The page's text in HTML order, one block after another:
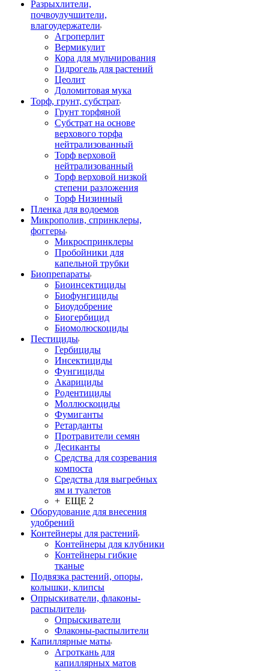
Разрыхлители,
почвоулучшители,
влагоудержатели
Агроперлит
Вермикулит
Кора для мульчирования
Гидрогель для растений
Цеолит
Доломитовая мука
Торф, грунт, субстрат
Грунт торфяной
Субстрат на основе
верхового торфа
нейтрализованный
Торф верховой
нейтрализованный
Торф верховой низкой
степени разложения
Торф Низинный
Пленка для водоемов
Микрополив, спринклеры,
фоггеры
Микроспринклеры
Пробойники для
капельной трубки
Биопрепараты
Биоинсектициды
Биофунгициды
Биоудобрение
Биогербицид
Биомолюскоциды
Пестициды
Гербициды
Инсектициды
Фунгициды
Акарициды
Родентициды
Моллюскоциды
Фумиганты
Ретарданты
Протравители семян
Десиканты
Средства для созревания
компоста
Средства для выгребных
ям и туалетов
+ ЕЩЕ 2
Оборудование для внесения
удобрений
Контейнеры для растений
Контейнеры для клубники
Контейнеры гибкие
тканые
Подвязка растений, опоры,
колышки, клипсы
Опрыскиватели, флаконы-
распылители
Опрыскиватели
Флаконы-распылители
Капиллярные маты
Агроткань для
капиллярных матов